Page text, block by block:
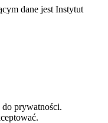
dane jest Instytut
prywatności.